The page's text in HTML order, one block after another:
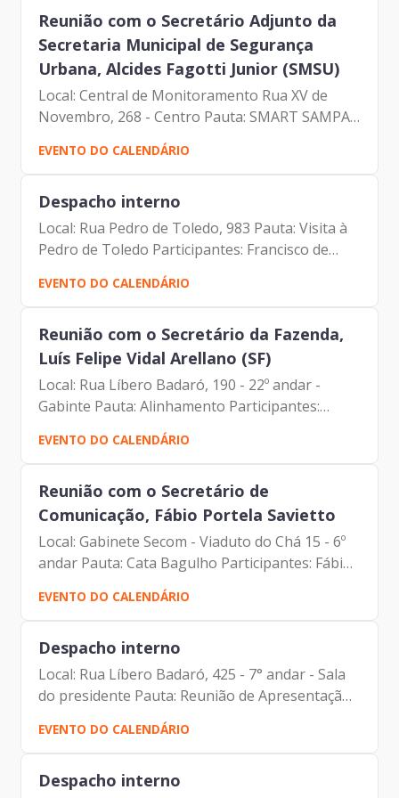
Reunião com o Secretário Adjunto da
Secretaria Municipal de Segurança
Urbana, Alcides Fagotti Junior (SMSU)
Local: Central de Monitoramento Rua XV de
Novembro, 268 - Centro Pauta: SMART SAMPA
Participantes: Alcides Fagotti Junior (Secretário
Adjunto – SMSU) Francisco de Padovan Forbes
(Diretor-...
EVENTO DO CALENDÁRIO
Despacho interno
Local: Rua Pedro de Toledo, 983 Pauta: Visita à
Pedro de Toledo Participantes: Francisco de
Padovan Forbes (Diretor- Presidente da
Prodam) Mateus Dias Marçal (Diretor de
Infraestrutura e...
EVENTO DO CALENDÁRIO
Reunião com o Secretário da Fazenda,
Luís Felipe Vidal Arellano (SF)
Local: Rua Líbero Badaró, 190 - 22º andar -
Gabinte Pauta: Alinhamento Participantes:
Francisco de Padovan Forbes (Diretor-
Presidente da Prodam) Luís Felipe Vidal Arellano
(Secretário da Fazenda -...
EVENTO DO CALENDÁRIO
Reunião com o Secretário de
Comunicação, Fábio Portela Savietto
Local: Gabinete Secom - Viaduto do Chá 15 - 6º
andar Pauta: Cata Bagulho Participantes: Fábio
Portela Savietto (Secretário de Comunicação –
SECOM) Francisco de Padovan Forbes (Diretor-
Presidente...
EVENTO DO CALENDÁRIO
Despacho interno
Local: Rua Líbero Badaró, 425 - 7° andar - Sala
do presidente Pauta: Reunião de Apresentação
do Novo Diretor-Presidente Participantes:
Francisco de Padovan Forbes (Diretor-
Presidente) Maria...
EVENTO DO CALENDÁRIO
Despacho interno